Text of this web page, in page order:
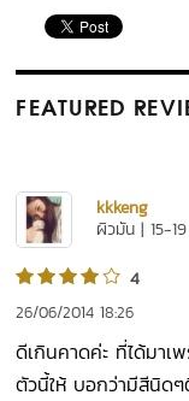
FEATURED
kkkeng
ผิวมัน | 15-
4
26/06/2014 18:26
ดีเกินคาดค่ะ ที่ได้มาเ
ตัวนี้ให้ บอกว่ามีสีนิด